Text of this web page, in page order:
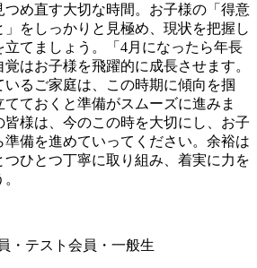
め直す大切な時間。お子様の「得意
をしっかりと見極め、現状を把握し
てましょう。「4月になったら年長
はお子様を飛躍的に成長させます。
るご家庭は、この時期に傾向を掴
ておくと準備がスムーズに進みま
様は、今のこの時を大切にし、お子
備を進めていってください。余裕は
ひとつ丁寧に取り組み、着実に力を
・テスト会員・一般生